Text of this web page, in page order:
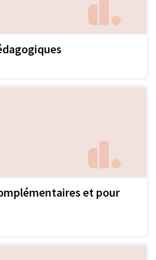
et pour